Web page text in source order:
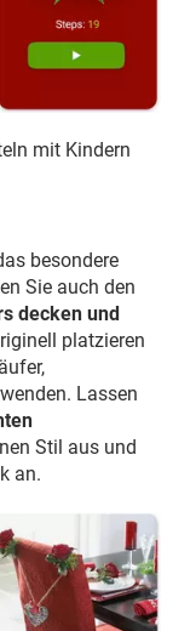
mit Kindern
besondere
Sie auch den
decken und
platzieren
Lassen
Stil aus und
an.